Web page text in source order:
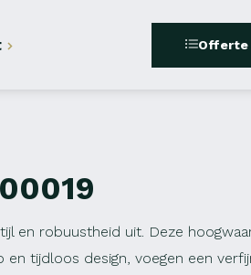
Offerte
en robuustheid uit. Deze
en tijdloos design, voegen een